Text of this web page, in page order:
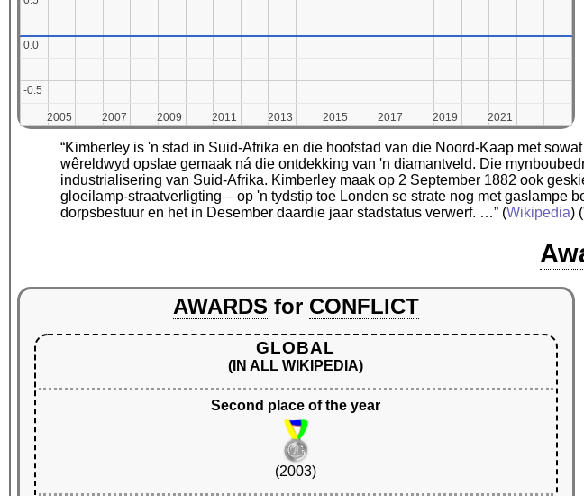
2005
2005 2007
2007 2009
2009 2011
2011 2013
2013 2015
2015 2017
2017 2019
2019 2021
2021
-0.5
-0.5
0.0
0.0
“Kimberley is 'n stad in Suid-Afrika en die hoofstad van die Noord-Kaap met
wêreldwyd opslae gemaak ná die ontdekking van 'n diamantveld. Die
industrialisering van Suid-Afrika. Kimberley maak op 2 September 1882 ook
gloeilamp-straatverligting – op 'n tydstip toe Londen se strate nog met
dorpsbestuur en het in Desember daardie jaar stadstatus verwerf. …” (Wikipedia) (
AWARDS for CONFLICT
GLOBAL
(IN ALL WIKIPEDIA)
Second place of the year
(2003)